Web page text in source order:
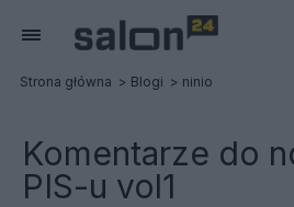
Strona główna Blogi ninio
Komentarze do
PIS-u vol1